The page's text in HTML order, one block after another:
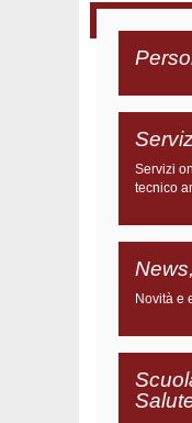
Servizi
tecnico
Novità e